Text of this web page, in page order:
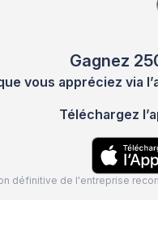
Gagnez
vous appréciez via
Téléchargez
définitive de l'entreprise